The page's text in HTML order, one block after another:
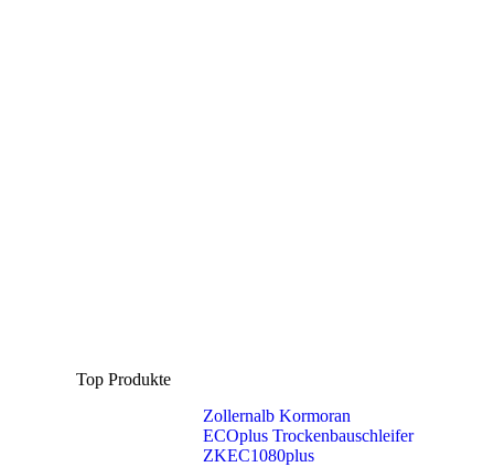
Top Produkte
Zollernalb Kormoran
ECOplus Trockenbauschleifer
ZKEC1080plus